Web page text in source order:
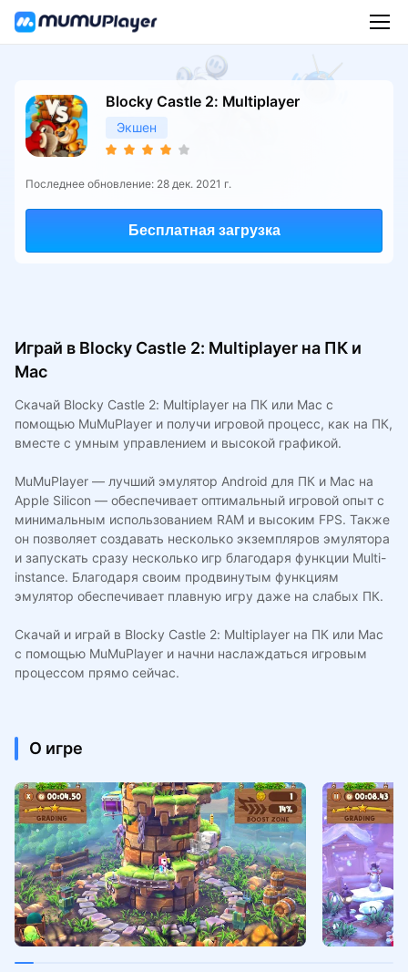
Blocky Castle 2: Multiplayer
Экшен
Последнее обновление: 28 дек. 2021 г.
Бесплатная загрузка
Играй в Blocky Castle 2: Multiplayer на ПК и
Mac
Скачай Blocky Castle 2: Multiplayer на ПК или Mac с
помощью MuMuPlayer и получи игровой процесс, как на ПК,
вместе с умным управлением и высокой графикой.
MuMuPlayer — лучший эмулятор Android для ПК и Mac на
Apple Silicon — обеспечивает оптимальный игровой опыт с
минимальным использованием RAM и высоким FPS. Также
он позволяет создавать несколько экземпляров эмулятора
и запускать сразу несколько игр благодаря функции Multi-
instance. Благодаря своим продвинутым функциям
эмулятор обеспечивает плавную игру даже на слабых ПК.
Скачай и играй в Blocky Castle 2: Multiplayer на ПК или Mac
с помощью MuMuPlayer и начни наслаждаться игровым
процессом прямо сейчас.
О игре